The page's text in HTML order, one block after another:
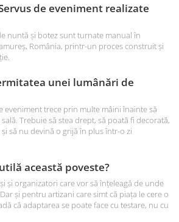
de eveniment realizate
nuntă și botez sunt turnate manual în
România, printr-un proces construit și
unei lumânări de
eveniment trece prin multe mâini înainte să
Trebuie să stea drept, să poată fi decorată,
să nu devină o grijă în plus într-o zi
această poveste?
și organizatori care vor să înțeleagă de unde
și pentru artizani care simt că piața le cere o
că adaptarea se poate face cu testare, nu cu